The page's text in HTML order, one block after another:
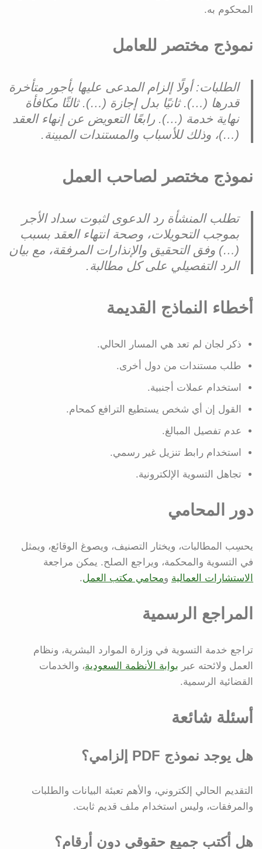
المحكوم به.
نموذج مختصر للعامل
الطلبات: أولًا إلزام المدعى عليها بأجور متأخرة
قدرها (…). ثانيًا بدل إجازة (…). ثالثًا مكافأة
نهاية خدمة (…). رابعًا التعويض عن إنهاء العقد
(…)، وذلك للأسباب والمستندات المبينة.
نموذج مختصر لصاحب العمل
تطلب المنشأة رد الدعوى لثبوت سداد الأجر
بموجب التحويلات، وصحة انتهاء العقد بسبب
(…) وفق التحقيق والإنذارات المرفقة، مع بيان
الرد التفصيلي على كل مطالبة.
أخطاء النماذج القديمة
ذكر لجان لم تعد هي المسار الحالي.
طلب مستندات من دول أخرى.
استخدام عملات أجنبية.
القول إن أي شخص يستطيع الترافع كمحام.
عدم تفصيل المبالغ.
استخدام رابط تنزيل غير رسمي.
تجاهل التسوية الإلكترونية.
دور المحامي
يحسِب المطالبات، ويختار التصنيف، ويصوغ الوقائع، ويمثل
في التسوية والمحكمة، ويراجع الصلح. يمكن مراجعة
الاستشارات العمالية ومحامي مكتب العمل.
المراجع الرسمية
تراجع خدمة التسوية في وزارة الموارد البشرية، ونظام
العمل ولائحته عبر بوابة الأنظمة السعودية، والخدمات
القضائية الرسمية.
أسئلة شائعة
هل يوجد نموذج PDF إلزامي؟
التقديم الحالي إلكتروني، والأهم تعبئة البيانات والطلبات
والمرفقات، وليس استخدام ملف قديم ثابت.
هل أكتب جميع حقوقي دون أرقام؟